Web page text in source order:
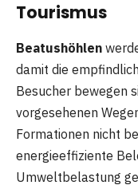
Tourismus
Beatushöhlen
damit die
Besucher bewegen
vorgesehenen
Formationen nicht
energieeffiziente
Umweltbelastung